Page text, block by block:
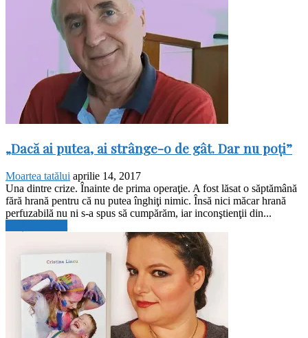
„Dacă ai putea, ai strânge-o de gât. Dar nu poţi”
Moartea tatălui aprilie 14, 2017
Una dintre crize. Înainte de prima operaţie. A fost lăsat o săptămână
fără hrană pentru că nu putea înghiţi nimic. Însă nici măcar hrană
perfuzabilă nu ni s-a spus să cumpărăm, iar inconştienţii din...